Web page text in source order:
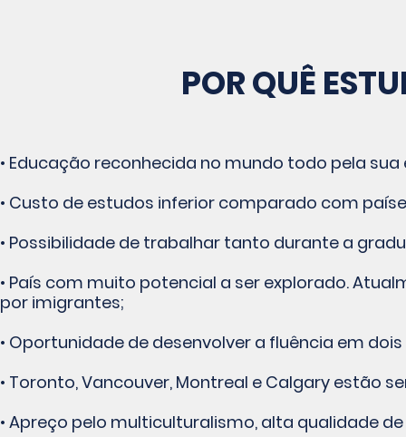
POR QUÊ
• Educação reconhecida no mundo todo pela
• Custo de estudos inferior comparado com
• Possibilidade de trabalhar tanto durante a
• País com muito potencial a ser explorado.
por imigrantes;
• Oportunidade de desenvolver a fluência em
• Toronto, Vancouver, Montreal e Calgary estão
• Apreço pelo multiculturalismo, alta qualidade